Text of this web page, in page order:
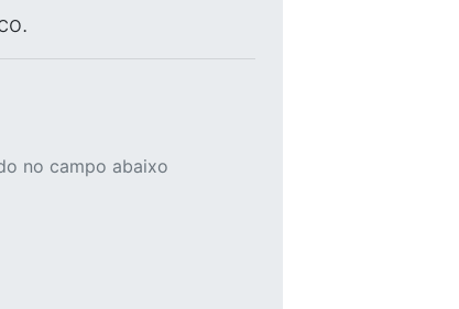
no campo abaixo